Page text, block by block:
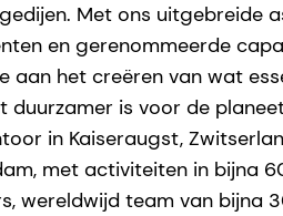
Met ons uitgebreide
en gerenommeerde
aan het creëren van wat
duurzamer is voor de
in Kaiseraugst,
met activiteiten in bijna
wereldwijd team van bijna